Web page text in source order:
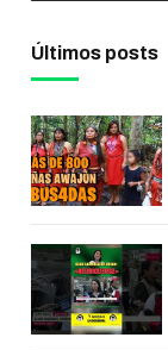
Últimos posts